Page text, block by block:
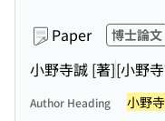
Paper 博士論文
小野寺誠 [著][小野
Author Heading 小野